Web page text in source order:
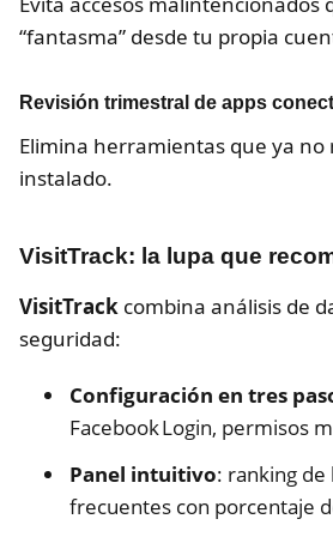
“fantasma” desde tu propia
Revisión trimestral de apps
Elimina herramientas que ya
instalado.
VisitTrack: la lupa que
VisitTrack combina análisis de
seguridad:
Configuración en tres
Facebook Login, permisos
Panel intuitivo: ranking
frecuentes con porcentaje